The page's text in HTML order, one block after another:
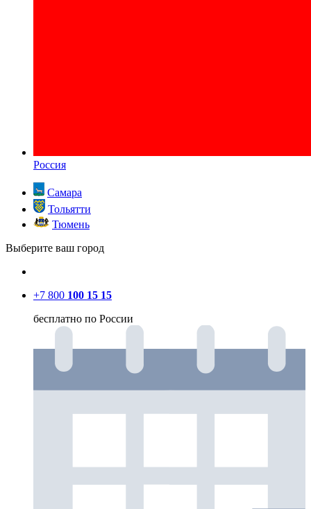
Россия
Самара
Тольятти
Тюмень
Выберите ваш город
+7 800 100 15 15
бесплатно по России